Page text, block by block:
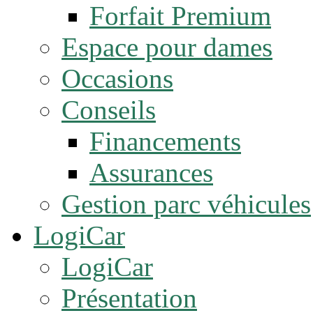
Forfait Premium
Espace pour dames
Occasions
Conseils
Financements
Assurances
Gestion parc véhicules
LogiCar
LogiCar
Présentation